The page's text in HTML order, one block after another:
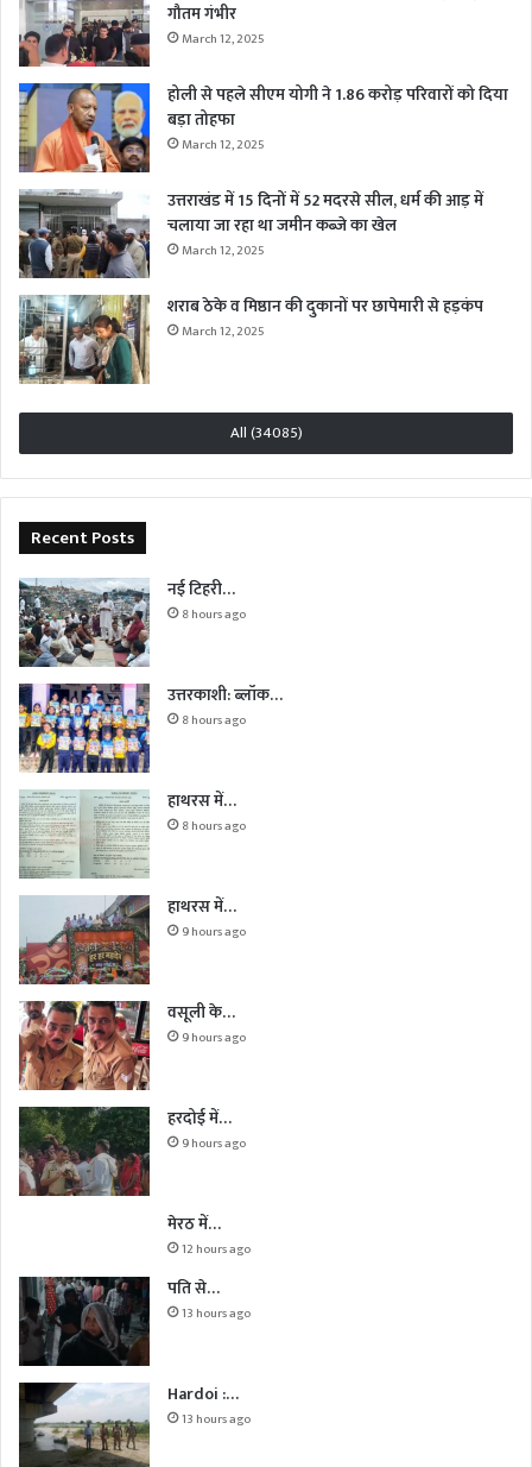
गौतम गंभीर
March 12, 2025
होली से पहले सीएम योगी ने 1.86 करोड़ परिवारों को दिया
बड़ा तोहफा
March 12, 2025
उत्तराखंड में 15 दिनों में 52 मदरसे सील, धर्म की आड़ में
चलाया जा रहा था जमीन कब्जे का खेल
March 12, 2025
शराब ठेके व मिष्ठान की दुकानों पर छापेमारी से हड़कंप
March 12, 2025
All (34085)
Recent Posts
नई टिहरी…
8 hours ago
उत्तरकाशी: ब्लॉक…
8 hours ago
हाथरस में…
8 hours ago
हाथरस में…
9 hours ago
वसूली के…
9 hours ago
हरदोई में…
9 hours ago
मेरठ में…
12 hours ago
पति से…
13 hours ago
Hardoi :…
13 hours ago